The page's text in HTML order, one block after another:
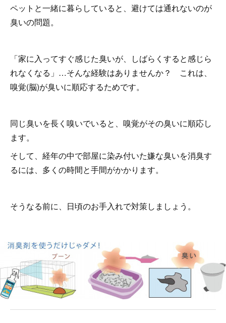
ペットと一緒に暮らしていると、避けては通れないのが
臭いの問題。
「家に入ってすぐ感じた臭いが、しばらくすると感じら
れなくなる」…そんな経験はありませんか？ これは、
嗅覚(脳)が臭いに順応するためです。
同じ臭いを長く嗅いでいると、嗅覚がその臭いに順応し
ます。
そして、経年の中で部屋に染み付いた嫌な臭いを消臭す
るには、多くの時間と手間がかかります。
そうなる前に、日頃のお手入れで対策しましょう。